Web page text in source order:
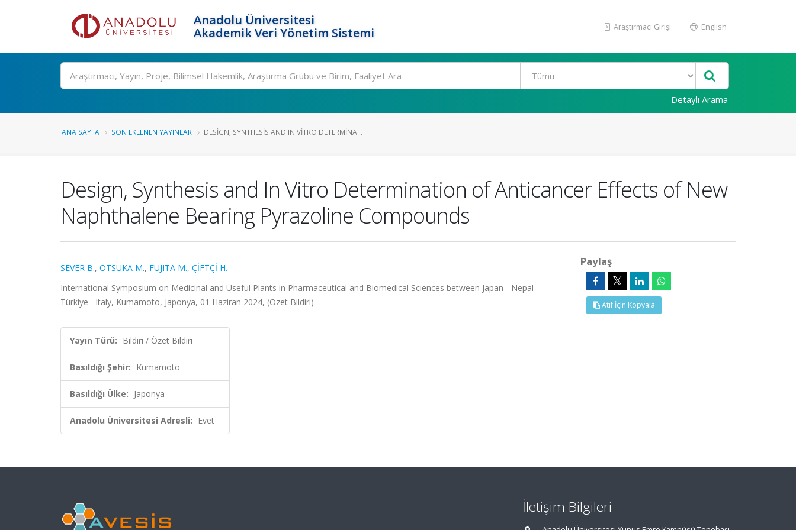
Anadolu Üniversitesi
Akademik Veri Yönetim Sistemi
Araştırmacı Girişi English
Ara
Detaylı Arama
ANA SAYFA SON EKLENEN YAYINLAR DESIGN, SYNTHESIS AND IN VITRO DETERMINA...
Design, Synthesis and In Vitro Determination of Anticancer Effects of New
Naphthalene Bearing Pyrazoline Compounds
SEVER B., OTSUKA M., FUJITA M., ÇİFTÇİ H.
International Symposium on Medicinal and Useful Plants in Pharmaceutical and Biomedical Sciences between Japan - Nepal –
Türkiye –Italy, Kumamoto, Japonya, 01 Haziran 2024, (Özet Bildiri)
Yayın Türü: Bildiri / Özet Bildiri
Basıldığı Şehir: Kumamoto
Basıldığı Ülke: Japonya
Anadolu Üniversitesi Adresli: Evet
Paylaş
Atıf İçin Kopyala
İletişim Bilgileri